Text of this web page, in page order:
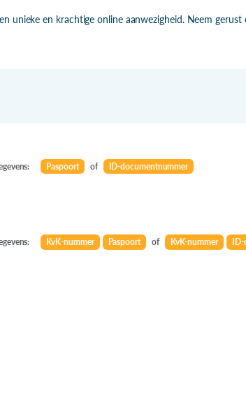
unieke en krachtige online aanwezigheid. Neem
Paspoort of ID-documentnummer
KvK-nummer Paspoort of KvK-nummer